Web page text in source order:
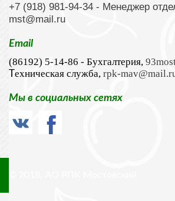
+7 (918) 981-94-34 - Менеджер
mst@mail.ru
Email
(86192) 5-14-86 - Бухгалтерия,
Техническая служба, rpk-
Мы в социальных сетях